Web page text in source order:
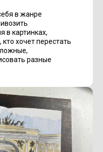
в жанре
в картинках,
хочет перестать
разные